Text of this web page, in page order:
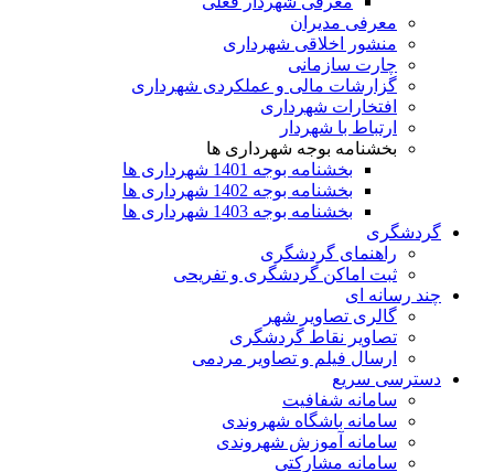
معرفی مدیران
منشور اخلاقی شهرداری
چارت سازمانی
گزارشات مالی و عملکردی شهرداری
افتخارات شهرداری
ارتباط با شهردار
بخشنامه بوجه شهرداری ها
بخشنامه بوجه 1401 شهرداری ها
بخشنامه بوجه 1402 شهرداری ها
بخشنامه بوجه 1403 شهرداری ها
گردشگری
راهنمای گردشگری
ثبت اماکن گردشگری و تفریحی
چند رسانه ای
گالری تصاویر شهر
تصاویر نقاط گردشگری
ارسال فیلم و تصاویر مردمی
دسترسی سریع
سامانه شفافیت
سامانه باشگاه شهروندی
سامانه آموزش شهروندی
سامانه مشارکتی